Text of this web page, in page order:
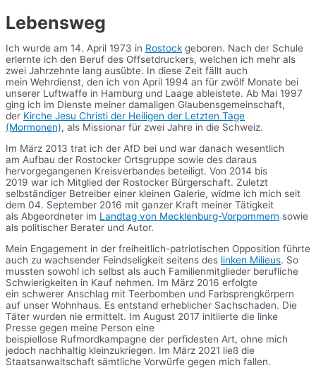
Lebensweg
Ich wurde am 14. April 1973 in Rostock geboren. Nach der Schule
erlernte ich den Beruf des Offsetdruckers, welchen ich mehr als
zwei Jahrzehnte lang ausübte. In diese Zeit fällt auch
mein Wehrdienst, den ich von April 1994 an für zwölf Monate bei
unserer Luftwaffe in Hamburg und Laage ableistete. Ab Mai 1997
ging ich im Dienste meiner damaligen Glaubensgemeinschaft,
der Kirche Jesu Christi der Heiligen der Letzten Tage
(Mormonen), als Missionar für zwei Jahre in die Schweiz.
Im März 2013 trat ich der AfD bei und war danach wesentlich
am Aufbau der Rostocker Ortsgruppe sowie des daraus
hervorgegangenen Kreisverbandes beteiligt. Von 2014 bis
2019 war ich Mitglied der Rostocker Bürgerschaft. Zuletzt
selbständiger Betreiber einer kleinen Galerie, widme ich mich seit
dem 04. September 2016 mit ganzer Kraft meiner Tätigkeit
als Abgeordneter im Landtag von Mecklenburg-Vorpommern sowie
als politischer Berater und Autor.
Mein Engagement in der freiheitlich-patriotischen Opposition führte
auch zu wachsender Feindseligkeit seitens des linken Milieus. So
mussten sowohl ich selbst als auch Familienmitglieder berufliche
Schwierigkeiten in Kauf nehmen. Im März 2016 erfolgte
ein schwerer Anschlag mit Teerbomben und Farbsprengkörpern
auf unser Wohnhaus. Es entstand erheblicher Sachschaden. Die
Täter wurden nie ermittelt. Im August 2017 initiierte die linke
Presse gegen meine Person eine
beispiellose Rufmordkampagne der perfidesten Art, ohne mich
jedoch nachhaltig kleinzukriegen. Im März 2021 ließ die
Staatsanwaltschaft sämtliche Vorwürfe gegen mich fallen.